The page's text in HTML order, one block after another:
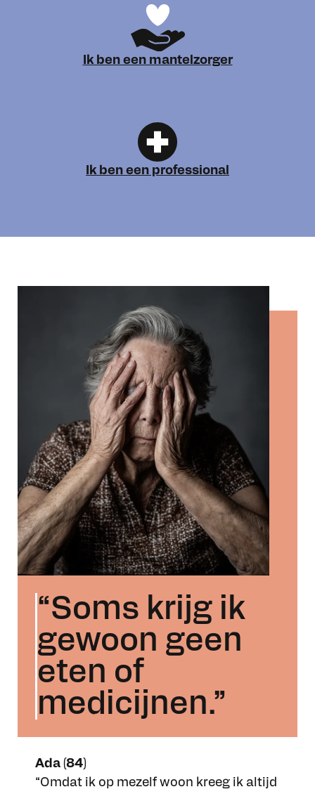
Ik ben een mantelzorger
Ik ben een professional
“Soms krijg ik
gewoon geen
eten of
medicijnen.”
Ada (84)
“Omdat ik op mezelf woon kreeg ik altijd